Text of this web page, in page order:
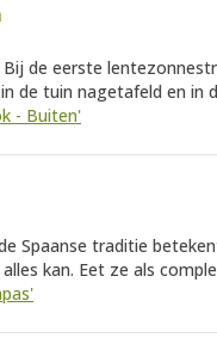
de eerste
de tuin nagetafeld en
- Buiten'
Spaanse traditie
kan. Eet ze als